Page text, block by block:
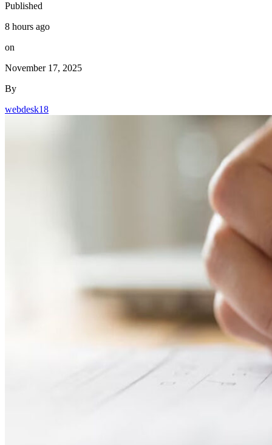
Published
8 hours ago
on
November 17, 2025
By
webdesk18